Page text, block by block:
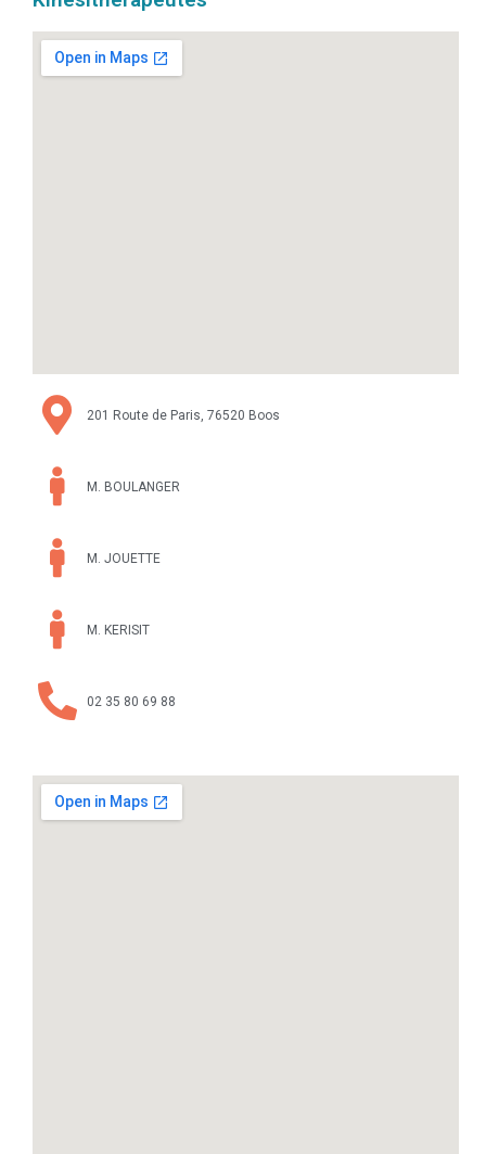
201 Route de Paris, 76520 Boos
M. BOULANGER
M. JOUETTE
M. KERISIT
02 35 80 69 88